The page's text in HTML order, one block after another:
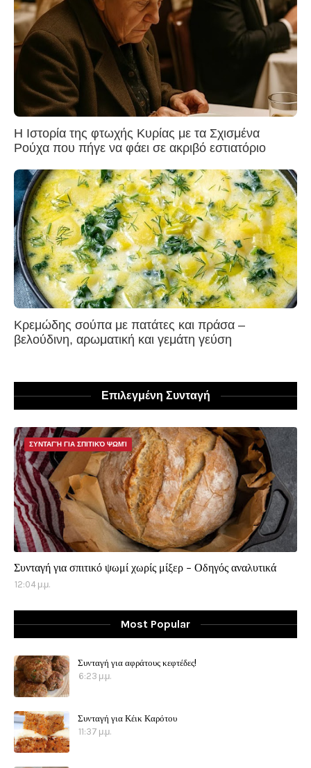
Η Ιστορία της φτωχής Κυρίας με τα Σχισμένα
Ρούχα που πήγε να φάει σε ακριβό εστιατόριο
Κρεμώδης σούπα με πατάτες και πράσα –
βελούδινη, αρωματική και γεμάτη γεύση
Επιλεγμένη Συνταγή
ΣΥΝΤΑΓΉ ΓΙΑ ΣΠΙΤΙΚΌ ΨΩΜΊ
Συνταγή για σπιτικό ψωμί χωρίς μίξερ - Οδηγός αναλυτικά
12:04 μ.μ.
Most Popular
Συνταγή για αφράτους κεφτέδες!
6:23 μ.μ.
Συνταγή για Κέικ Καρότου
11:37 μ.μ.